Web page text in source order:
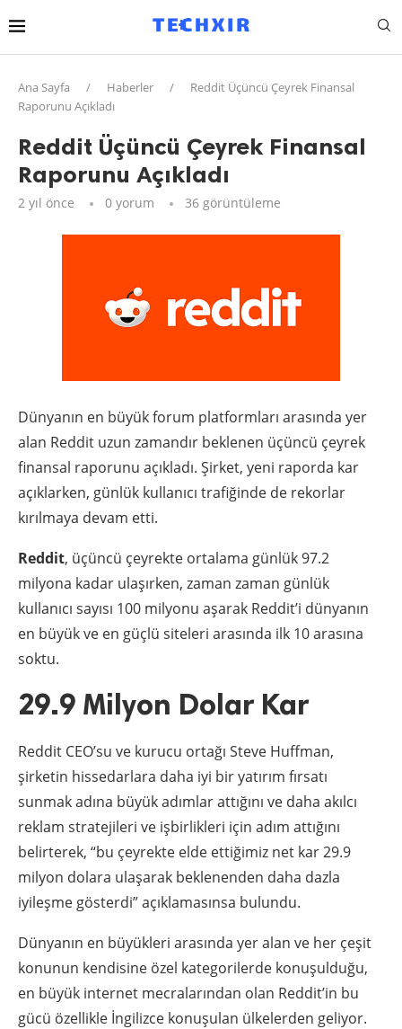
Ana Sayfa / Haberler /
Reddit Üçüncü Çeyrek Finansal
Raporunu Açıkladı
Reddit Üçüncü Çeyrek Finansal
Raporunu Açıkladı
2 yıl önce 0 yorum 36 görüntüleme
Dünyanın en büyük forum platformları arasında yer
alan Reddit uzun zamandır beklenen üçüncü çeyrek
finansal raporunu açıkladı. Şirket, yeni raporda kar
açıklarken, günlük kullanıcı trafiğinde de rekorlar
kırılmaya devam etti.
Reddit, üçüncü çeyrekte ortalama günlük 97.2
milyona kadar ulaşırken, zaman zaman günlük
kullanıcı sayısı 100 milyonu aşarak Reddit’i dünyanın
en büyük ve en güçlü siteleri arasında ilk 10 arasına
soktu.
29.9 Milyon Dolar Kar
Reddit CEO’su ve kurucu ortağı Steve Huffman,
şirketin hissedarlara daha iyi bir yatırım fırsatı
sunmak adına büyük adımlar attığını ve daha akılcı
reklam stratejileri ve işbirlikleri için adım attığını
belirterek, “bu çeyrekte elde ettiğimiz net kar 29.9
milyon dolara ulaşarak beklenenden daha dazla
iyileşme gösterdi” açıklamasınsa bulundu.
Dünyanın en büyükleri arasında yer alan ve her çeşit
konunun kendisine özel kategorilerde konuşulduğu,
en büyük internet mecralarından olan Reddit’in bu
gücü özellikle İngilizce konuşulan ülkelerden geliyor.